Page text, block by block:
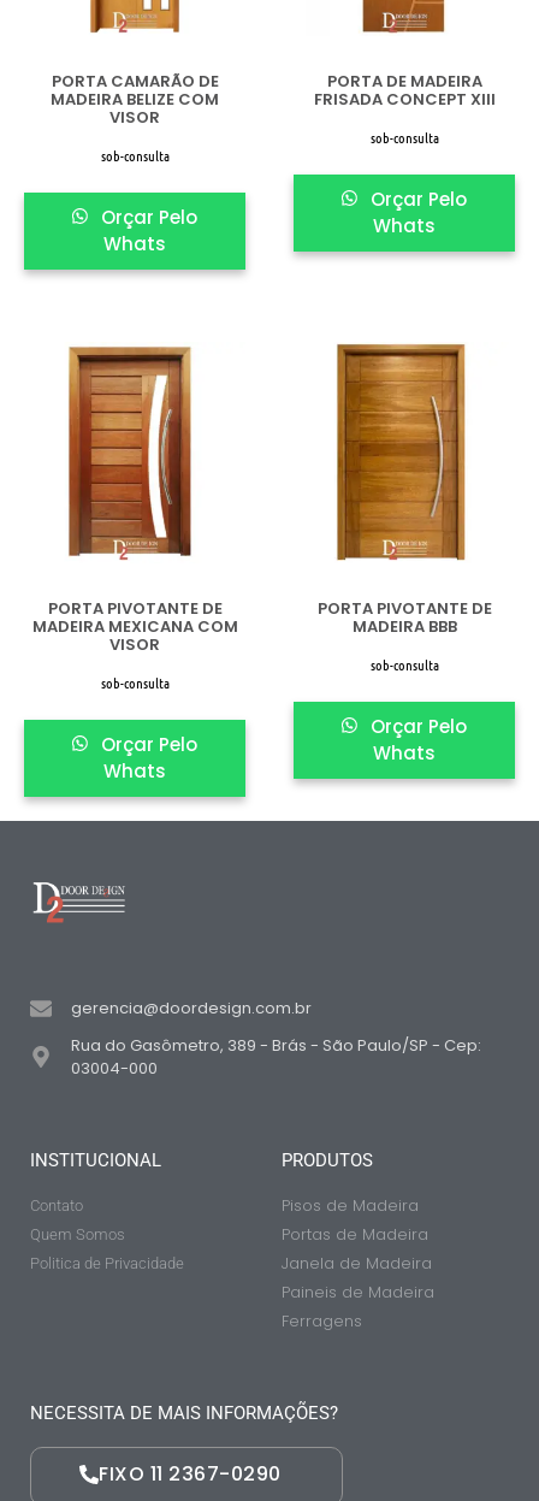
PORTA CAMARÃO DE
MADEIRA BELIZE COM
VISOR
sob-consulta
Orçar Pelo
Whats
PORTA DE MADEIRA
FRISADA CONCEPT XIII
sob-consulta
Orçar Pelo
Whats
PORTA PIVOTANTE DE
MADEIRA MEXICANA COM
VISOR
sob-consulta
Orçar Pelo
Whats
PORTA PIVOTANTE DE
MADEIRA BBB
sob-consulta
Orçar Pelo
Whats
gerencia@doordesign.com.br
Rua do Gasômetro, 389 - Brás - São Paulo/SP - Cep:
03004-000
INSTITUCIONAL
Contato
Quem Somos
Politica de Privacidade
PRODUTOS
Pisos de Madeira
Portas de Madeira
Janela de Madeira
Paineis de Madeira
Ferragens
NECESSITA DE MAIS INFORMAÇÕES?
FIXO 11 2367-0290